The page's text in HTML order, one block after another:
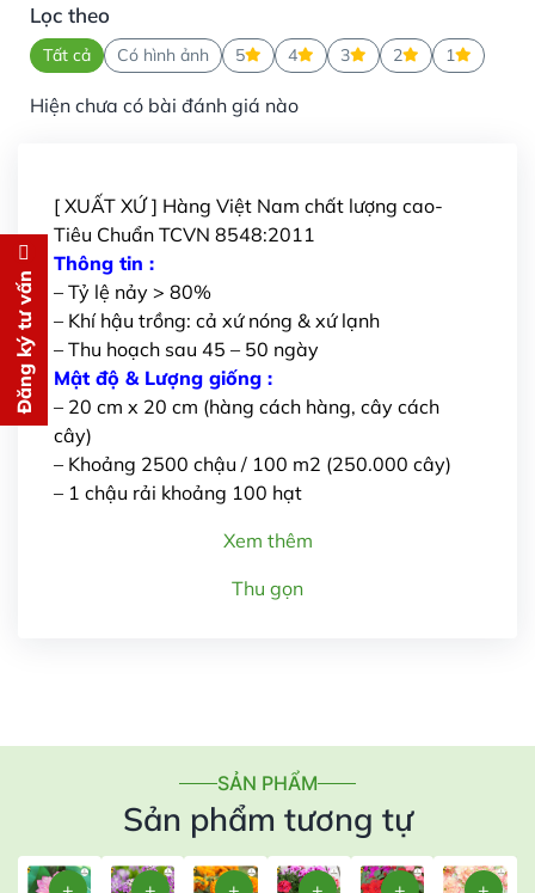
Lọc theo
Tất cả Có hình ảnh 5 4 3 2 1
Hiện chưa có bài đánh giá nào
[ XUẤT XỨ ] Hàng Việt Nam chất lượng cao-
Tiêu Chuẩn TCVN 8548:2011
Thông tin :
– Tỷ lệ nảy > 80%
– Khí hậu trồng: cả xứ nóng & xứ lạnh
– Thu hoạch sau 45 – 50 ngày
Mật độ & Lượng giống :
– 20 cm x 20 cm (hàng cách hàng, cây cách
cây)
– Khoảng 2500 chậu / 100 m2 (250.000 cây)
– 1 chậu rải khoảng 100 hạt
Xem thêm
Thu gọn
SẢN PHẨM
Sản phẩm tương tự
Đăng ký tư vấn Đăng ký tư vấn
Chúng tôi sẽ gọi lại tư vấn MIỄN
PHÍ
cho bạn ngay lập tức
Gửi thông tin